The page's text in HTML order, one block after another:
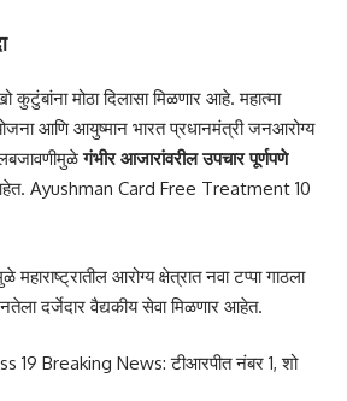
कुटुंबांना मोठा दिलासा मिळणार आहे. महात्मा
आणि आयुष्मान भारत प्रधानमंत्री जनआरोग्य
गंभीर आजारांवरील उपचार पूर्णपणे
Ayushman Card Free Treatment 10
महाराष्ट्रातील आरोग्य क्षेत्रात नवा टप्पा गाठला
दर्जेदार वैद्यकीय सेवा मिळणार आहेत.
19 Breaking News: टीआरपीत नंबर 1, शो